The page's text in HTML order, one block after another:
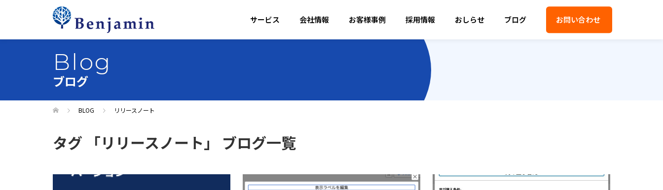
サービス 会社情報 お客様事例 採用情報 おしらせ ブログ お問い合わせ
Blog
ブログ
BLOG リリースノート
タグ 「リリースノート」 ブログ一覧